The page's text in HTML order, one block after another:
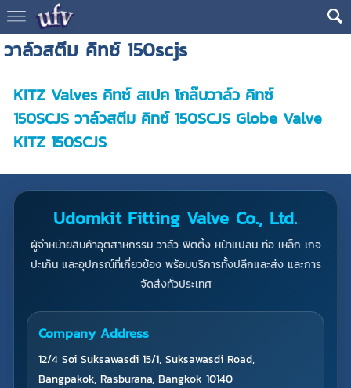
วาล์วสตีม คิทซ์ 150scjs
KITZ Valves คิทซ์ สเปค โกล๊บวาล์ว คิทซ์
150SCJS วาล์วสตีม คิทซ์ 150SCJS Globe Valve
KITZ 150SCJS
Udomkit Fitting Valve Co., Ltd.
ผู้จำหน่ายสินค้าอุตสาหกรรม วาล์ว ฟิตติ้ง หน้าแปลน ท่อ เหล็ก เกจ
ปะเก็น และอุปกรณ์ที่เกี่ยวข้อง พร้อมบริการทั้งปลีกและส่ง และการ
จัดส่งทั่วประเทศ
Company Address
12/4 Soi Suksawasdi 15/1, Suksawasdi Road,
Bangpakok, Rasburana, Bangkok 10140